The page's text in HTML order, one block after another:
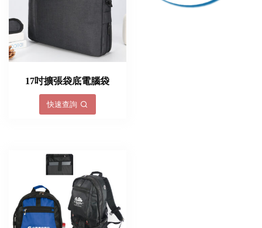
17吋擴張袋底電腦袋
快速查詢